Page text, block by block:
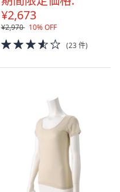
¥2,673
¥2,970 10% OFF
3.5
of
(23 件)